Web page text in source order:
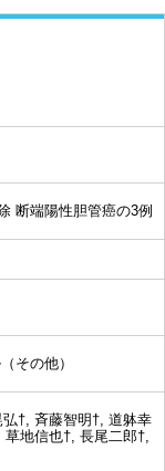
断端陽性胆管癌の3例
その他）
†, 斉藤智明†, 道躰幸
地信也†, 長尾二郎†,